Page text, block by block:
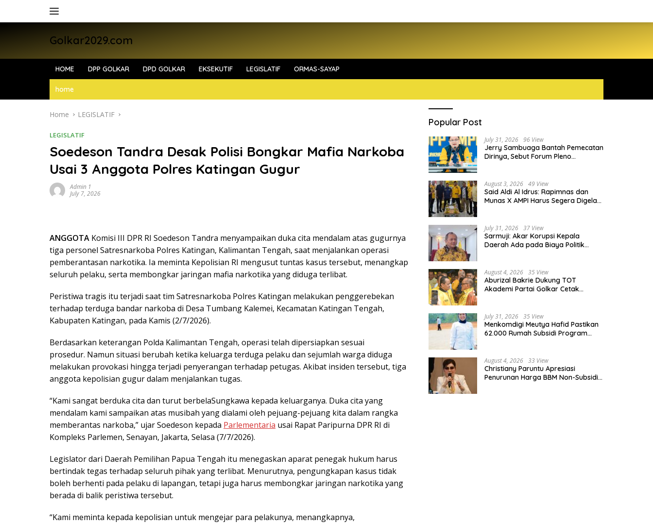
Golkar2029.com
HOME DPP GOLKAR DPD GOLKAR EKSEKUTIF LEGISLATIF ORMAS-SAYAP
home
Home LEGISLATIF
LEGISLATIF
Soedeson Tandra Desak Polisi Bongkar Mafia Narkoba
Usai 3 Anggota Polres Katingan Gugur
Admin 1
July 7, 2026
ANGGOTA Komisi III DPR RI Soedeson Tandra menyampaikan duka cita mendalam atas gugurnya
tiga personel Satresnarkoba Polres Katingan, Kalimantan Tengah, saat menjalankan operasi
pemberantasan narkotika. Ia meminta Kepolisian RI mengusut tuntas kasus tersebut, menangkap
seluruh pelaku, serta membongkar jaringan mafia narkotika yang diduga terlibat.
Peristiwa tragis itu terjadi saat tim Satresnarkoba Polres Katingan melakukan penggerebekan
terhadap terduga bandar narkoba di Desa Tumbang Kalemei, Kecamatan Katingan Tengah,
Kabupaten Katingan, pada Kamis (2/7/2026).
Berdasarkan keterangan Polda Kalimantan Tengah, operasi telah dipersiapkan sesuai
prosedur. Namun situasi berubah ketika keluarga terduga pelaku dan sejumlah warga diduga
melakukan provokasi hingga terjadi penyerangan terhadap petugas. Akibat insiden tersebut, tiga
anggota kepolisian gugur dalam menjalankan tugas.
“Kami sangat berduka cita dan turut berbelaSungkawa kepada keluarganya. Duka cita yang
mendalam kami sampaikan atas musibah yang dialami oleh pejuang-pejuang kita dalam rangka
memberantas narkoba,” ujar Soedeson kepada Parlementaria usai Rapat Paripurna DPR RI di
Kompleks Parlemen, Senayan, Jakarta, Selasa (7/7/2026).
Legislator dari Daerah Pemilihan Papua Tengah itu menegaskan aparat penegak hukum harus
bertindak tegas terhadap seluruh pihak yang terlibat. Menurutnya, pengungkapan kasus tidak
boleh berhenti pada pelaku di lapangan, tetapi juga harus membongkar jaringan narkotika yang
berada di balik peristiwa tersebut.
“Kami meminta kepada kepolisian untuk mengejar para pelakunya, menangkapnya,
Popular Post
July 31, 2026 96 View
Jerry Sambuaga Bantah Pemecatan
Dirinya, Sebut Forum Pleno
August 3, 2026 49 View
Said Aldi Al Idrus: Rapimnas dan
Munas X AMPI Harus Segera Digelar
July 31, 2026 37 View
Sarmuji: Akar Korupsi Kepala
Daerah Ada pada Biaya Politik
August 4, 2026 35 View
Aburizal Bakrie Dukung TOT
Akademi Partai Golkar Cetak
July 31, 2026 35 View
Menkomdigi Meutya Hafid Pastikan
62.000 Rumah Subsidi Program
August 4, 2026 33 View
Christiany Paruntu Apresiasi
Penurunan Harga BBM Non-Subsidi,